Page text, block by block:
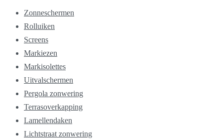
Zonneschermen
Rolluiken
Screens
Markiezen
Markisolettes
Uitvalschermen
Pergola zonwering
Terrasoverkapping
Lamellendaken
Lichtstraat zonwering